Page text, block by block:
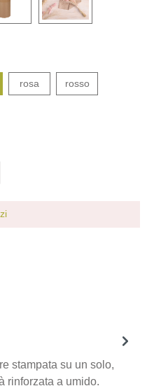
rosa rosso
stampata su un solo,
rinforzata a umido.